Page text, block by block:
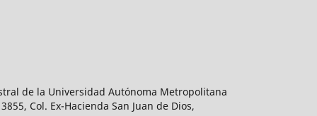
de la Universidad Autónoma Metropolitana
Col. Ex-Hacienda San Juan de Dios,